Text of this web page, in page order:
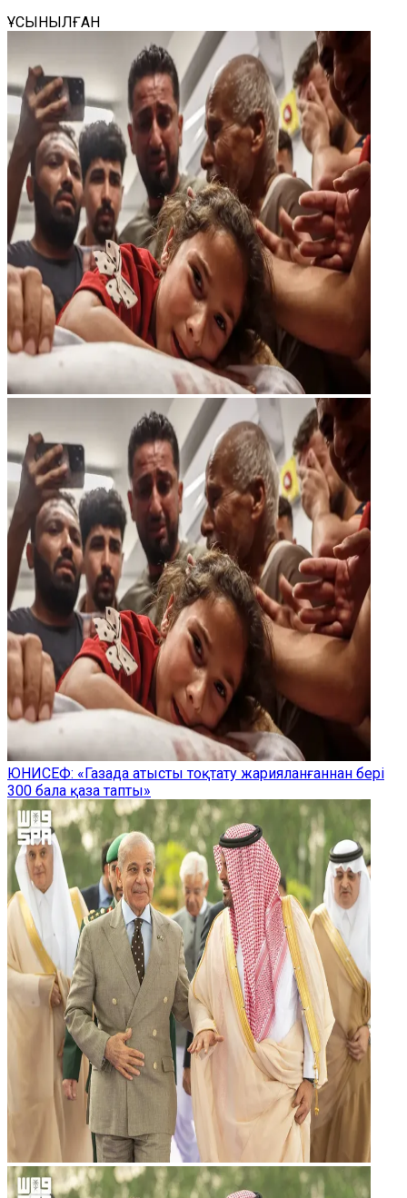
ҰСЫНЫЛҒАН
ЮНИСЕФ: «Газада атысты тоқтату жарияланғаннан бері
300 бала қаза тапты»